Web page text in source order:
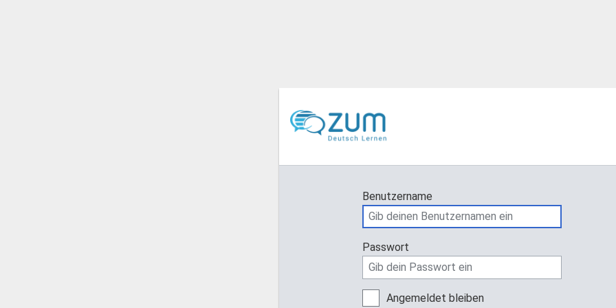
Benutzername
Passwort
Angemeldet bleiben